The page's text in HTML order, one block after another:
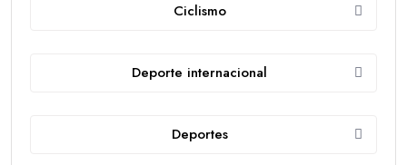
Ciclismo
Deporte internacional
Deportes